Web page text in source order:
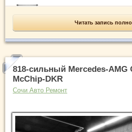
Читать запись
818-сильный Mercedes-AMG
McChip-DKR
Сочи Авто Ремонт